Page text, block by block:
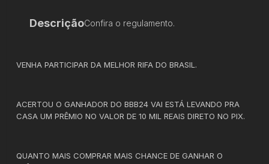
DescriçãoConfira o regulamento.
VENHA PARTICIPAR DA MELHOR RIFA DO BRASIL.
ACERTOU O GANHADOR DO BBB24 VAI ESTÁ LEVANDO PRA
CASA UM PRÊMIO NO VALOR DE 10 MIL REAIS DIRETO NO PIX.
QUANTO MAIS COMPRAR MAIS CHANCE DE GANHAR O